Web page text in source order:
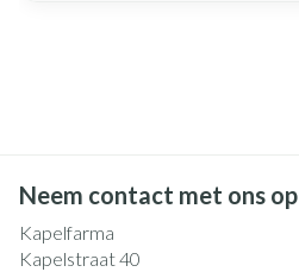
Neem contact met ons op
Kapelfarma
Kapelstraat 40